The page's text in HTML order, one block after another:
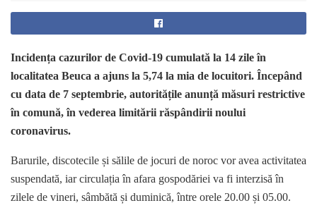
Incidența cazurilor de Covid-19 cumulată la 14 zile în
localitatea Beuca a ajuns la 5,74 la mia de locuitori. Începând
cu data de 7 septembrie, autoritățile anunță măsuri restrictive
în comună, în vederea limitării răspândirii noului
coronavirus.
Barurile, discotecile și sălile de jocuri de noroc vor avea activitatea
suspendată, iar circulația în afara gospodăriei va fi interzisă în
zilele de vineri, sâmbătă și duminică, între orele 20.00 și 05.00.